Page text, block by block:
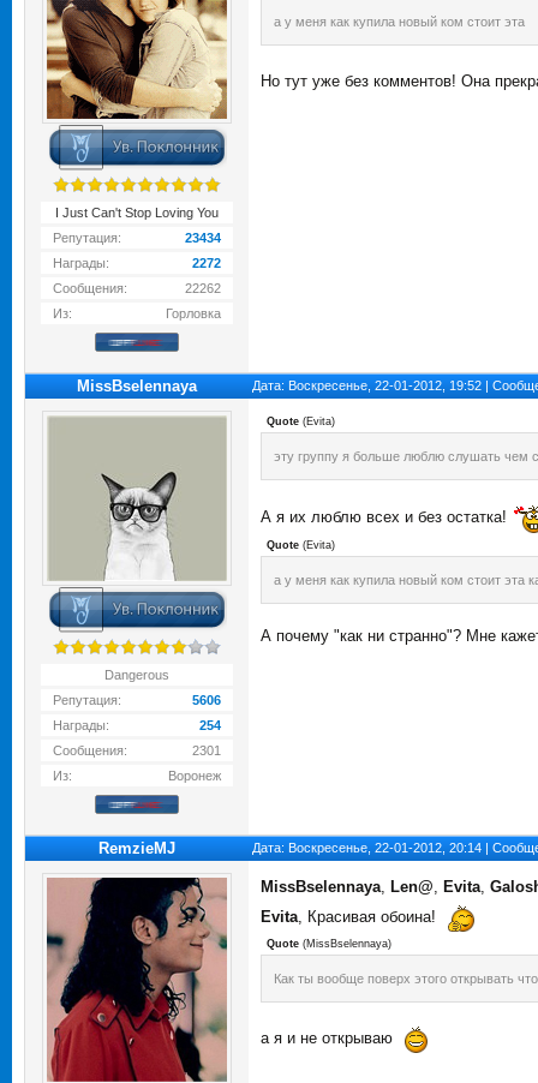
I Just Can't Stop Loving You
Репутация:
23434
Награды:
2272
Сообщения:
22262
Из:
Горловка
а у меня как купила новый ком стоит эта
Но тут уже без комментов! Она
MissBselennaya Дата: Воскресенье, 22-01-2012, 19:52 |
Dangerous
Репутация:
5606
Награды:
254
Сообщения:
2301
Из:
Воронеж
Quote (Evita)
эту группу я больше люблю слушать чем
А я их люблю всех и без остатка!
Quote (Evita)
а у меня как купила новый ком стоит эта
А почему "как ни странно"? Мне
RemzieMJ Дата: Воскресенье, 22-01-2012, 20:14 |
MissBselennaya Len@ Evita
Evita , Красивая обоина!
Quote (MissBselennaya)
Как ты вообще поверх этого открывать
а я и не открываю